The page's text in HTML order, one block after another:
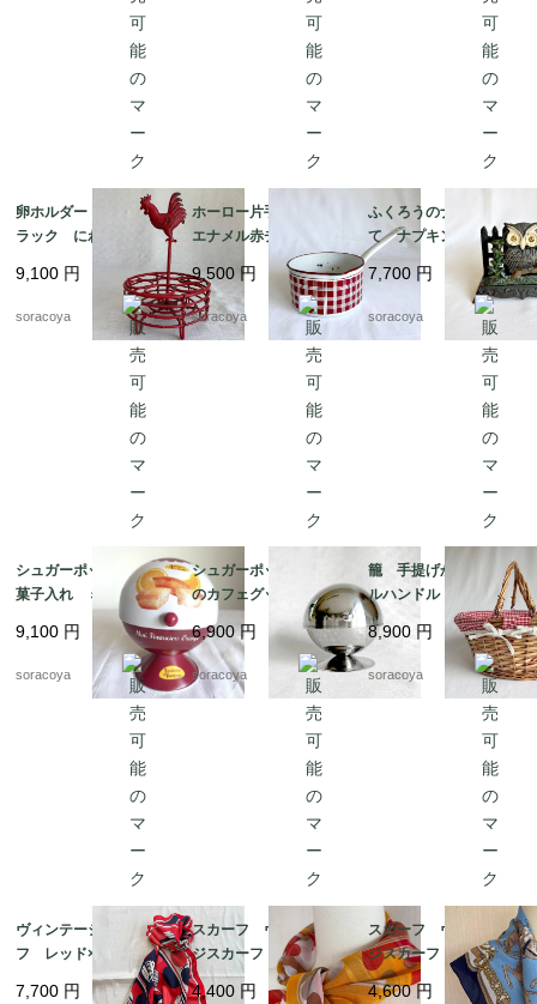
卵ホルダー ワイヤー
ラック にわとり 雄
ヤーエッグバスケット
9,100 円
soracoya
ホーロー片手鍋 白
エナメル赤チェック
ダミエ BB社 19kw
m11
9,500 円
soracoya
ふくろうのナプキンた
て ナプキンスタン
ド ナプキンホルダ
ー アイアン 鉄製
レターラック 12twet6
7,700 円
soracoya
シュガーポット型 お
菓子入れ ミニフィナ
ンシェオレンジの缶
ビスキュイテリエ・
ド・ブルゴーニュ マ
ドレーヌ広告 12kwe
9,100 円
soracoya
シュガーポット パリ
のカフェグッズ お砂
糖入れ ドーム型 カ
フェインテリア 12twd
w3-2
6,900円
soracoya
籠 手提げかご ダブ
ルハンドル バスケッ
ト パニエ ピクニッ
ク 12otek18
8,900 円
soracoya
ヴィンテージスカー
フ レッド×ネイビー
バルーン ドット柄
7,700 円
スカーフ ヴィンテー
ジスカーフ 透け感
イエロー×レッド×ブラ
4,400 円
スカーフ ヴィンテー
ジスカーフ ネイビー
フレーム 馬 騎兵隊
4,600円